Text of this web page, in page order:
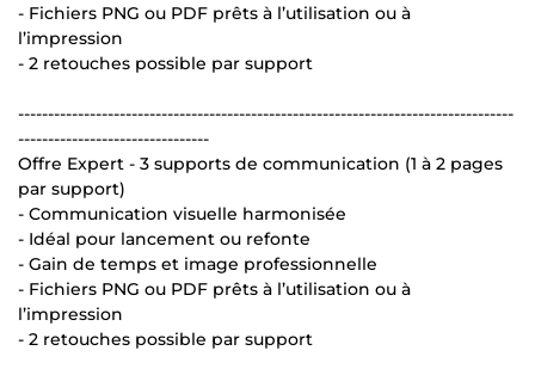
- Fichiers PNG ou PDF prêts à l’utilisation ou à
l’impression
- 2 retouches possible par support
-----------------------------------------------------------------------------------
--------------------------------
Offre Expert - 3 supports de communication (1 à 2 pages
par support)
- Communication visuelle harmonisée
- Idéal pour lancement ou refonte
- Gain de temps et image professionnelle
- Fichiers PNG ou PDF prêts à l’utilisation ou à
l’impression
- 2 retouches possible par support